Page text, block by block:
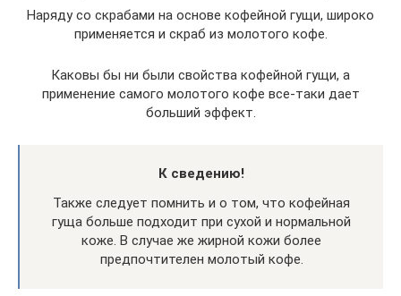
Наряду со скрабами на основе кофейной гущи, широко
применяется и скраб из молотого кофе.
Каковы бы ни были свойства кофейной гущи, а
применение самого молотого кофе все-таки дает
больший эффект.
К сведению!
Также следует помнить и о том, что кофейная
гуща больше подходит при сухой и нормальной
коже. В случае же жирной кожи более
предпочтителен молотый кофе.